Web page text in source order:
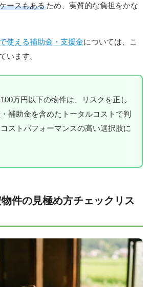
ースもあるため、実質的な負担をかな
使える補助金・支援金については、こ
います。
100万円以下の物件は、リスクを正し
補助金を含めたトータルコストで判
ストパフォーマンスの高い選択肢に
件の見極め方チェックリス